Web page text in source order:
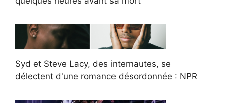
Syd et Steve Lacy, des internautes, se
délectent d'une romance désordonnée : NPR